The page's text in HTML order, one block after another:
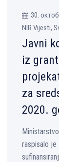
30.
NIR Vijesti,
Javni
iz
za
2020.
raspisalo je